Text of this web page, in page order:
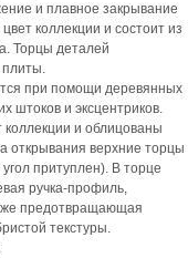
и плавное закрывание
коллекции и состоит из
Торцы деталей
плиты.
при помощи деревянных
штоков и эксцентриков.
и облицованы
открывания верхние торцы
притуплен). В торце
ручка-профиль,
предотвращающая
текстуры.